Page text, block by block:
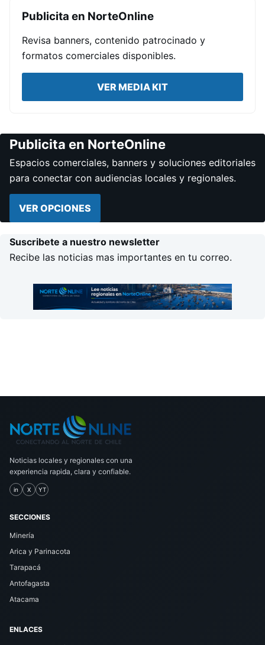
Publicita en NorteOnline
Revisa banners, contenido patrocinado y
formatos comerciales disponibles.
VER MEDIA KIT
Publicita en NorteOnline
Espacios comerciales, banners y soluciones editoriales
para conectar con audiencias locales y regionales.
VER OPCIONES
Suscribete a nuestro newsletter
Recibe las noticias mas importantes en tu correo.
Noticias locales y regionales con una
experiencia rapida, clara y confiable.
in X YT
SECCIONES
Minería
Arica y Parinacota
Tarapacá
Antofagasta
Atacama
ENLACES